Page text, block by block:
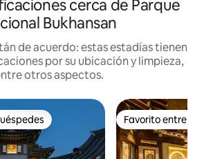
cerca de Parque
Bukhansan
de acuerdo: estas estadías tienen
por su ubicación y limpieza,
otros aspectos.
más destacadosFavorito entre
Favorito entre